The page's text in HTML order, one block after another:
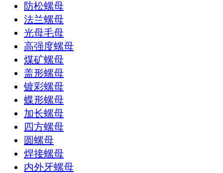
防松螺母
法兰螺母
光母毛母
高强度螺母
煤矿螺母
盖形螺母
镀彩螺母
蝶形螺母
加长螺母
四方螺母
圆螺母
焊接螺母
内外牙螺母